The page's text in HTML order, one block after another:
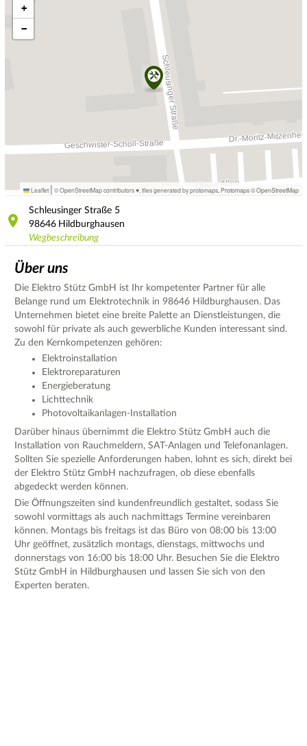
+
−
Leaflet | © OpenStreetMap contributors ♥, tiles generated by protomaps Protomaps©OpenStreetMap
Schleusinger Straße 5
98646 Hildburghausen
Wegbeschreibung
Über uns
Die Elektro Stütz GmbH ist Ihr kompetenter Partner für alle
Belange rund um Elektrotechnik in 98646 Hildburghausen. Das
Unternehmen bietet eine breite Palette an Dienstleistungen, die
sowohl für private als auch gewerbliche Kunden interessant sind.
Zu den Kernkompetenzen gehören:
Elektroinstallation
Elektroreparaturen
Energieberatung
Lichttechnik
Photovoltaikanlagen-Installation
Darüber hinaus übernimmt die Elektro Stütz GmbH auch die
Installation von Rauchmeldern, SAT-Anlagen und Telefonanlagen.
Sollten Sie spezielle Anforderungen haben, lohnt es sich, direkt bei
der Elektro Stütz GmbH nachzufragen, ob diese ebenfalls
abgedeckt werden können.
Die Öffnungszeiten sind kundenfreundlich gestaltet, sodass Sie
sowohl vormittags als auch nachmittags Termine vereinbaren
können. Montags bis freitags ist das Büro von 08:00 bis 13:00
Uhr geöffnet, zusätzlich montags, dienstags, mittwochs und
donnerstags von 16:00 bis 18:00 Uhr. Besuchen Sie die Elektro
Stütz GmbH in Hildburghausen und lassen Sie sich von den
Experten beraten.